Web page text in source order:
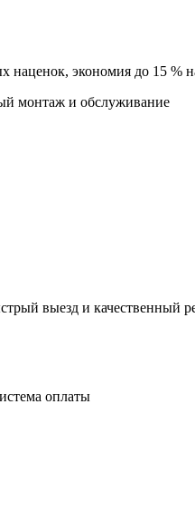
наценок, экономия до 15 %
монтаж и обслуживание
выезд и качественный
оплаты